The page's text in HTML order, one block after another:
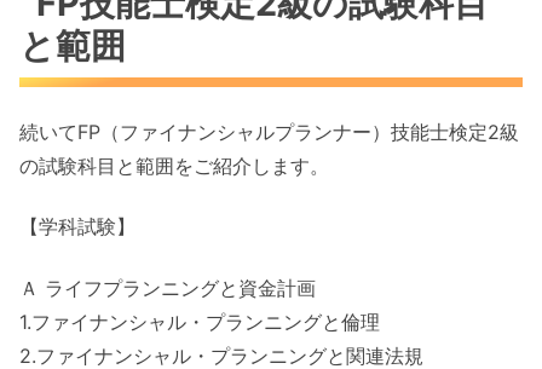
と範囲
続いてFP（ファイナンシャルプランナー）技能士検定2級
の試験科目と範囲をご紹介します。
【学科試験】
Ａ ライフプランニングと資金計画
1.ファイナンシャル・プランニングと倫理
2.ファイナンシャル・プランニングと関連法規